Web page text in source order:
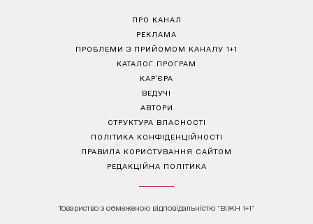
ПРО КАНАЛ
РЕКЛАМА
ПРОБЛЕМИ З ПРИЙОМОМ КАНАЛУ 1+1
КАТАЛОГ ПРОГРАМ
КАР’ЄРА
ВЕДУЧІ
АВТОРИ
СТРУКТУРА ВЛАСНОСТІ
ПОЛІТИКА КОНФІДЕНЦІЙНОСТІ
ПРАВИЛА КОРИСТУВАННЯ САЙТОМ
РЕДАКЦІЙНА ПОЛІТИКА
Товариство з обмеженою відповідальністю "ВІЖН 1+1"